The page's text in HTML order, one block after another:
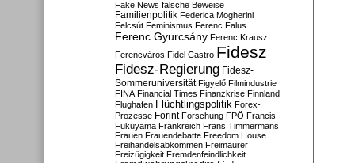
Fake News falsche Beweise
Familienpolitik Federica Mogherini
Felcsút Feminismus Ferenc Falus
Ferenc Gyurcsány Ferenc Krausz
Ferencváros Fidel Castro Fidesz
Fidesz-Regierung Fidesz-
Sommeruniversität Figyelő Filmindustrie
FINA Financial Times Finanzkrise Finnland
Flughafen Flüchtlingspolitik Forex-
Prozesse Forint Forschung FPÖ Francis
Fukuyama Frankreich Frans Timmermans
Frauen Frauendebatte Freedom House
Freihandelsabkommen Freimaurer
Freizügigkeit Fremdenfeindlichkeit